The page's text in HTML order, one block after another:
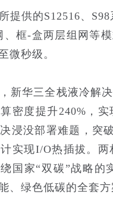
提供的S12516、
框-盒两层组网等
微秒级。
新华三全栈液冷解
密度提升240%，
浸没部署难题，突
实现I/O热插拔。
国家“双碳”战略
、绿色低碳的全套方